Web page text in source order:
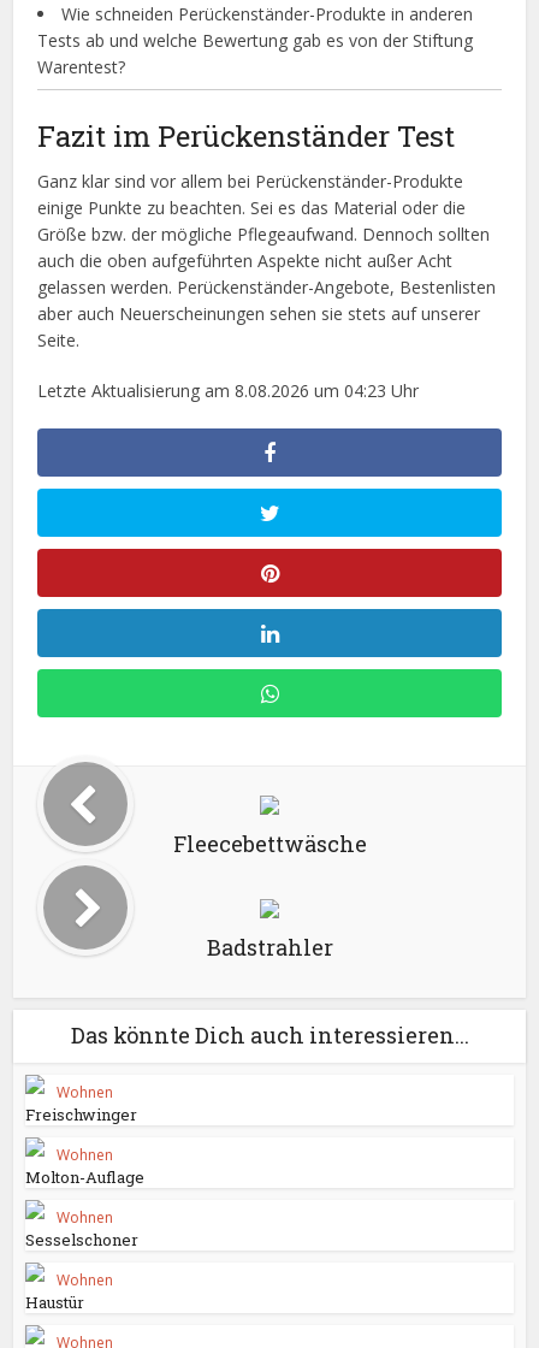
Wie schneiden Perückenständer-Produkte in anderen
Tests ab und welche Bewertung gab es von der Stiftung
Warentest?
Fazit im Perückenständer Test
Ganz klar sind vor allem bei Perückenständer-Produkte
einige Punkte zu beachten. Sei es das Material oder die
Größe bzw. der mögliche Pflegeaufwand. Dennoch sollten
auch die oben aufgeführten Aspekte nicht außer Acht
gelassen werden. Perückenständer-Angebote, Bestenlisten
aber auch Neuerscheinungen sehen sie stets auf unserer
Seite.
Letzte Aktualisierung am 8.08.2026 um 04:23 Uhr
Fleecebettwäsche
Badstrahler
Das könnte Dich auch interessieren...
Wohnen
Freischwinger
Wohnen
Molton-Auflage
Wohnen
Sesselschoner
Wohnen
Haustür
Wohnen